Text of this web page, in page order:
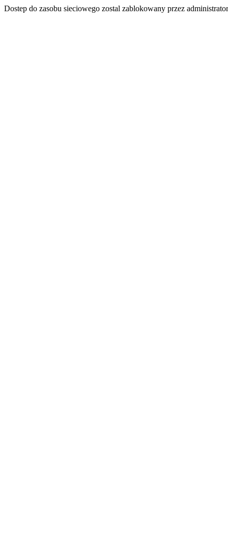
Dostep do zasobu sieciowego zostal zablokowany przez